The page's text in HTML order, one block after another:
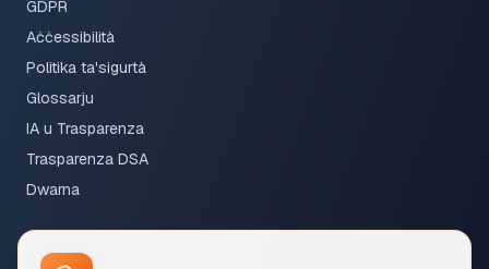
GDPR
Aċċessibilità
Politika ta'sigurtà
Glossarju
IA u Trasparenza
Trasparenza DSA
Dwarna